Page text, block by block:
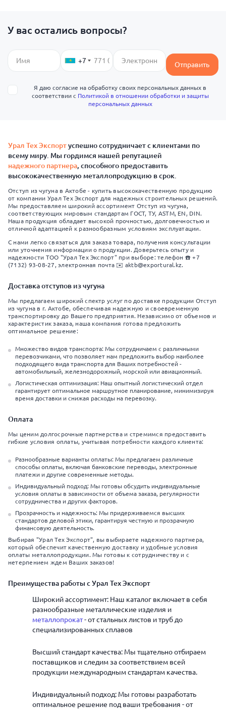
У вас остались вопросы?
+7 Отправить
Я даю согласие на обработку своих персональных данных в
соответствии с Политикой в отношении обработки и защиты
персональных данных
Урал Тех Экспортуспешно сотрудничает с клиентами по
всему миру. Мы гордимся нашей репутацией
надежного партнера, способного предоставить
высококачественную металлопродукцию в срок.
Отступ из чугуна в Актобе - купить высококачественную продукцию
от компании Урал Тех Экспорт для надежных строительных решений.
Мы предоставляем широкий ассортимент Отступ из чугуна,
соответствующих мировым стандартам ГОСТ, ТУ, ASTM, EN, DIN.
Наша продукция обладает высокой прочностью, долговечностью и
отличной адаптацией к разнообразным условиям эксплуатации.
С нами легко связаться для заказа товара, получения консультации
или уточнения информации о продукции. Доверьтесь опыту и
надежности ТОО "Урал Тех Экспорт" при выборе: телефон ☎️ +7
(7132) 93-08-27, электронная почта ✉️ aktb@exportural.kz.
Доставка отступов из чугуна
Мы предлагаем широкий спектр услуг по доставке продукции Отступ
из чугуна в г. Актобе, обеспечивая надежную и своевременную
транспортировку до Вашего предприятия. Независимо от объемов и
характеристик заказа, наша компания готова предложить
оптимальное решение:
Множество видов транспорта: Мы сотрудничаем с различными
перевозчиками, что позволяет нам предложить выбор наиболее
подходящего вида транспорта для Ваших потребностей -
автомобильный, железнодорожный, морской или авиационный.
Логистическая оптимизация: Наш опытный логистический отдел
гарантирует оптимальное маршрутное планирование, минимизируя
время доставки и снижая расходы на перевозку.
Оплата
Мы ценим долгосрочные партнерства и стремимся предоставить
гибкие условия оплаты, учитывая потребности каждого клиента:
Разнообразные варианты оплаты: Мы предлагаем различные
способы оплаты, включая банковские переводы, электронные
платежи и другие современные методы.
Индивидуальный подход: Мы готовы обсудить индивидуальные
условия оплаты в зависимости от объема заказа, регулярности
сотрудничества и других факторов.
Прозрачность и надежность: Мы придерживаемся высших
стандартов деловой этики, гарантируя честную и прозрачную
финансовую деятельность.
Выбирая "Урал Тех Экспорт", вы выбираете надежного партнера,
который обеспечит качественную доставку и удобные условия
оплаты металлопродукции. Мы готовы к сотрудничеству и с
нетерпением ждем Ваших заказов!
Преимущества работы с Урал Тех Экспорт
Широкий ассортимент: Наш каталог включает в себя
разнообразные металлические изделия и
металлопрокат- от стальных листов и труб до
специализированных сплавов
Высший стандарт качества: Мы тщательно отбираем
поставщиков и следим за соответствием всей
продукции международным стандартам качества.
Индивидуальный подход: Мы готовы разработать
оптимальное решение под ваши требования - от